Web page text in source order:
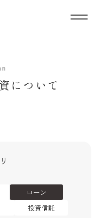
について
ローン
投資信託